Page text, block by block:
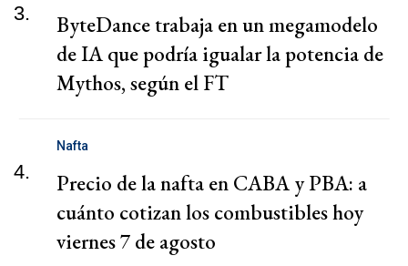
3.
ByteDance trabaja en un megamodelo
de IA que podría igualar la potencia de
Mythos, según el FT
4.
Nafta
Precio de la nafta en CABA y PBA: a
cuánto cotizan los combustibles hoy
viernes 7 de agosto